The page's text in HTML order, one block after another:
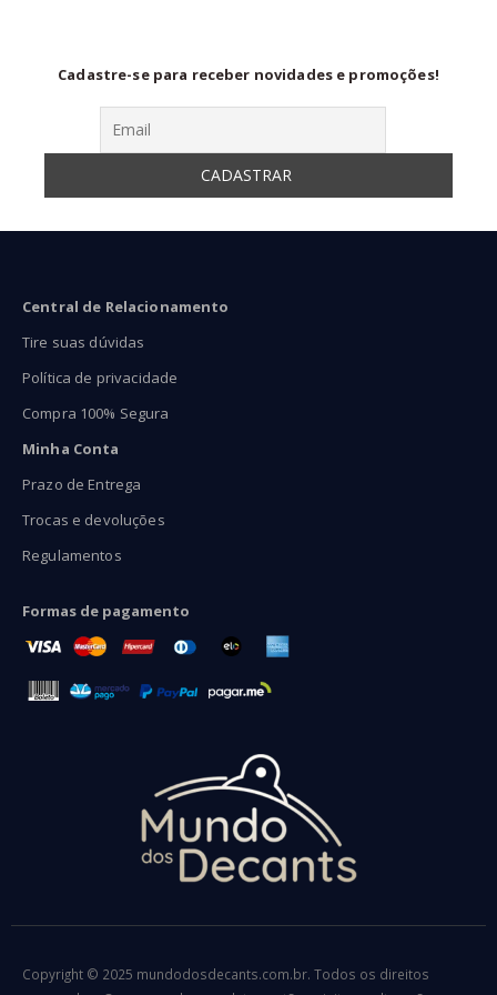
Cadastre-se para receber novidades e promoções!
Central de Relacionamento
Tire suas dúvidas
Política de privacidade
Compra 100% Segura
Minha Conta
Prazo de Entrega
Trocas e devoluções
Regulamentos
Formas de pagamento
Copyright © 2025 mundodosdecants.com.br. Todos os direitos